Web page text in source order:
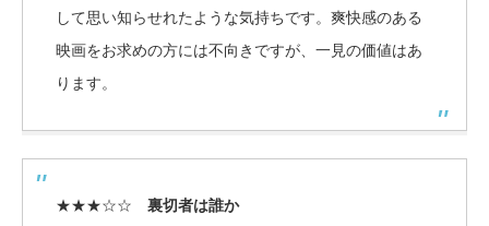
して思い知らせれたような気持ちです。爽快感のある
映画をお求めの方には不向きですが、一見の価値はあ
ります。
★★★☆☆ 裏切者は誰か